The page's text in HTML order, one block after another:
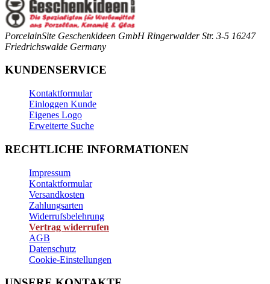
PorcelainSite Geschenkideen GmbH Ringerwalder Str. 3-5 16247
Friedrichswalde Germany
KUNDENSERVICE
Kontaktformular
Einloggen Kunde
Eigenes Logo
Erweiterte Suche
RECHTLICHE INFORMATIONEN
Impressum
Kontaktformular
Versandkosten
Zahlungsarten
Widerrufsbelehrung
Vertrag widerrufen
AGB
Datenschutz
Cookie-Einstellungen